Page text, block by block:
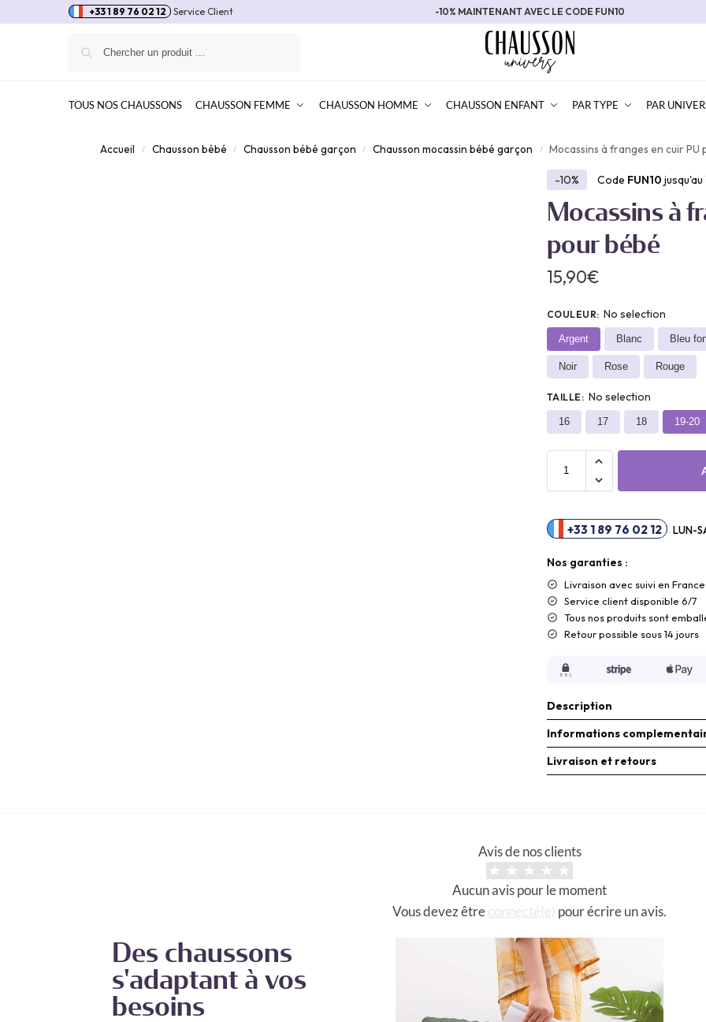
+33 1 89 76 02 12 Service Client -10% MAINTENANT AVEC LE CODE FUN10
TOUS NOS CHAUSSONS CHAUSSON FEMME CHAUSSON HOMME CHAUSSON ENFANT PAR TYPE PAR
Accueil / Chausson bébé / Chausson bébé garçon / Chausson mocassin bébé garçon / Mocassins à franges en cuir PU
-10% Code FUN10
Mocassins à
pour bébé
15,90€
COULEUR: No selection
Argent Blanc Bleu
Noir Rose Rouge
TAILLE : No selection
16 17 18 19-20
+33 1 89 76 02 12 LUN-
Nos garanties :
Livraison avec suivi en
Service client disponible 6/7
Tous nos produits sont
Retour possible sous 14 jours
Description
Informations
Livraison et retours
Avis de nos clients
Aucun avis pour le moment
Vous devez êtreconnecté(e) pour écrire un avis.
Des chaussons
s'adaptant à vos
besoins